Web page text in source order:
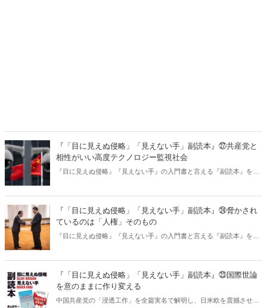
『「目に見えぬ侵略」「見えない手」副読本』㉗共産党と
相性がいい高度テクノロジー監視社会
『目に見えぬ侵略』『見えない手』の入門書と言える『副読本』を発
特別公開。今回は三つ目「監視社会」。
『「目に見えぬ侵略」「見えない手」副読本』㉔脅かされ
ているのは「人権」そのもの
『目に見えぬ侵略』『見えない手』の入門書と言える『副読本』を発
特別公開。今回は二つ目「人権」問題について。
『「目に見えぬ侵略」「見えない手」副読本』㉓国際世論
を意のままに作り変える
中国共産党の「浸透工作」を全篇実名で解明し、日米欧を震撼させた